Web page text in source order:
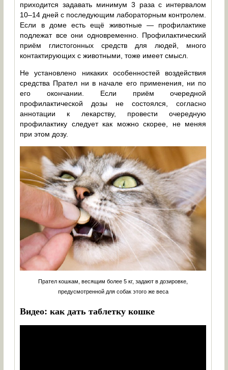
приходится задавать минимум 3 раза с интервалом
10–14 дней с последующим лабораторным контролем.
Если в доме есть ещё животные — профилактике
подлежат все они одновременно. Профилактический
приём глистогонных средств для людей, много
контактирующих с животными, тоже имеет смысл.
Не установлено никаких особенностей воздействия
средства Прател ни в начале его применения, ни по
его окончании. Если приём очередной
профилактической дозы не состоялся, согласно
аннотации к лекарству, провести очередную
профилактику следует как можно скорее, не меняя
при этом дозу.
Прател кошкам, весящим более 5 кг, задают в дозировке,
предусмотренной для собак этого же веса
Видео: как дать таблетку кошке